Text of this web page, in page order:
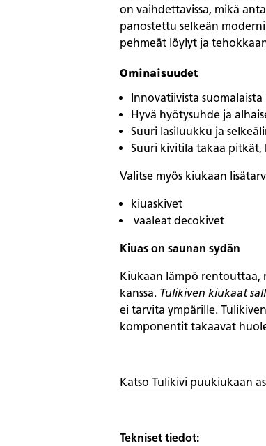
on vaihdettavissa, mikä
panostettu selkeän
pehmeät löylyt ja
Ominaisuudet
Innovatiivista
Hyvä hyötysuhde ja
Suuri lasiluukku ja
Suuri kivitila takaa pitkät,
Valitse myös kiukaan
kiuaskivet
vaaleat decokivet
Kiuas on saunan sydän
Kiukaan lämpö rentouttaa,
kanssa. Tulikiven kiukaat
ei tarvita ympärille.
komponentit takaavat
Katso Tulikivi puukiukaan
Tekniset tiedot: